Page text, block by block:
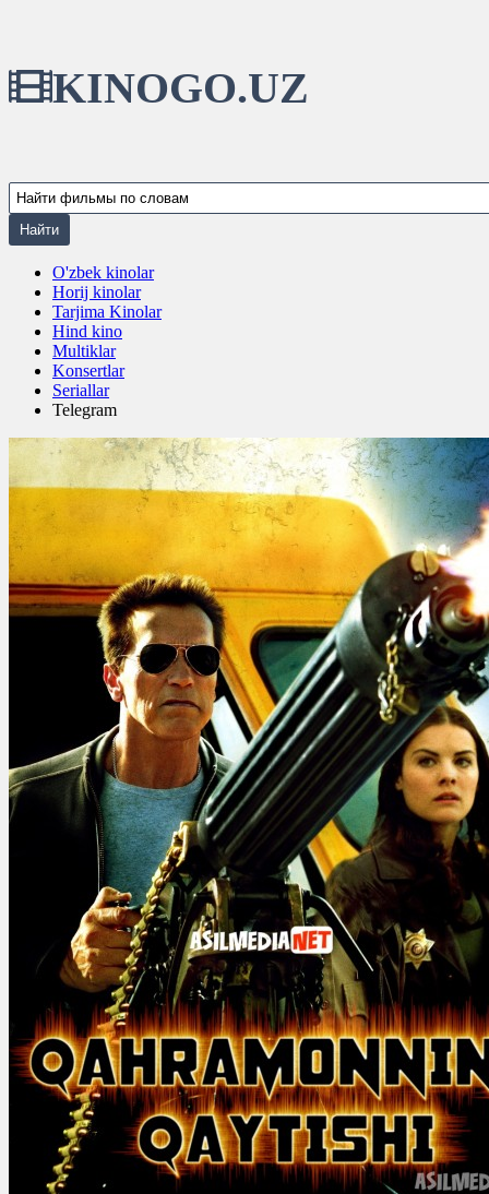
KINOGO.UZ
O'zbek kinolar
Horij kinolar
Tarjima Kinolar
Hind kino
Multiklar
Konsertlar
Seriallar
Telegram